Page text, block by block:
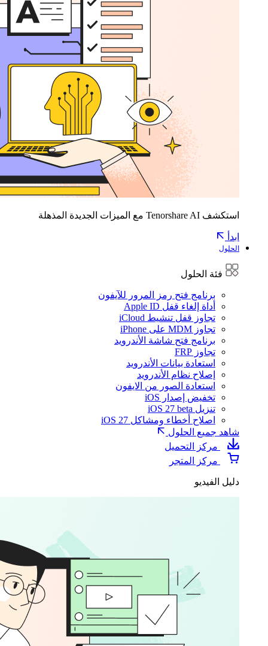
استكشف Tenorshare AI مع الميزات الجديدة المذهلة
ابدأ
الحلول
فئة الحلول
برنامج فتح رمز المرور للآيفون
أداة إلغاء قفل Apple ID
تجاوز قفل تنشيط iCloud
تجاوز MDM على iPhone
برنامج فتح شاشة الأندرويد
تجاوز FRP
استعادة بيانات الأندرويد
إصلاح نظام الأندرويد
استعادة الصور من الايفون
تخفيض إصدار iOS
تنزيل iOS 27 beta
اصلاح أخطاء ومشاكل iOS 27
شاهد جميع الحلول
مركز التحميل
مركز المتجر
دليل الفيديو